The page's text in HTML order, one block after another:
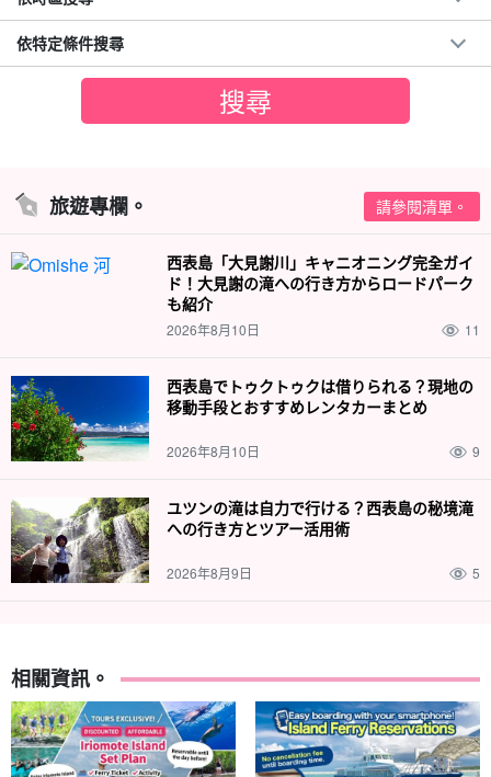
依特定條件搜尋
旅遊專欄。 請參閱清單。
西表島「大見謝川」キャニオニング完全ガイ
ド！大見謝の滝への行き方からロードパーク
も紹介
2026年8月10日 11
西表島でトゥクトゥクは借りられる？現地の
移動手段とおすすめレンタカーまとめ
2026年8月10日 9
ユツンの滝は自力で行ける？西表島の秘境滝
への行き方とツアー活用術
2026年8月9日 5
相關資訊。